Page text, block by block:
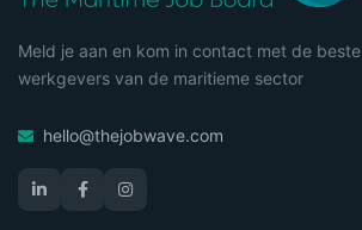
Meld je aan en kom in contact met de beste
werkgevers van de maritieme sector
hello@thejobwave.com